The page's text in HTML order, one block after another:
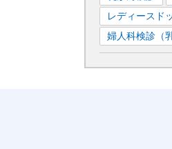
レディースド
婦人科検診（